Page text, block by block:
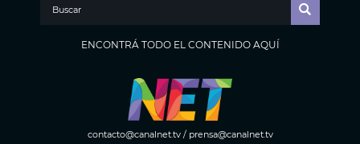
ENCONTRÁ TODO EL CONTENIDO AQUÍ
contacto@canalnet.tv/ prensa@canalnet.tv